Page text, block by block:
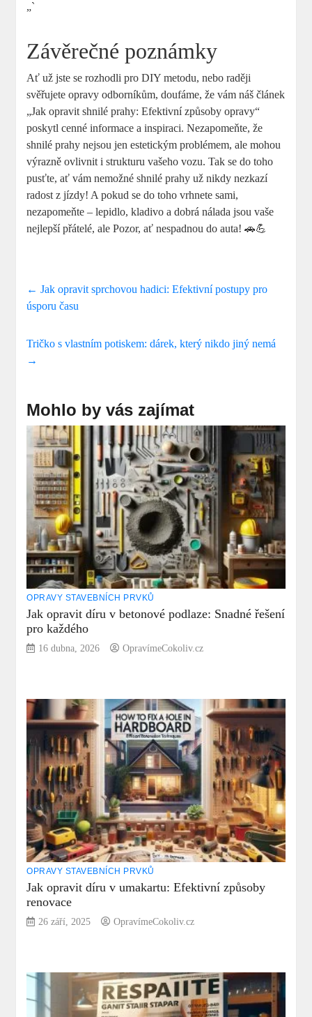
„`
Závěrečné poznámky
Ať už jste se rozhodli pro DIY metodu, nebo raději
svěřujete opravy odborníkům, doufáme, že vám náš článek
„Jak opravit shnilé prahy: Efektivní způsoby opravy“
poskytl cenné informace a inspiraci. Nezapomeňte, že
shnilé prahy nejsou jen estetickým problémem, ale mohou
výrazně ovlivnit i strukturu vašeho vozu. Tak se do toho
pusťte, ať vám nemožné shnilé prahy už nikdy nezkazí
radost z jízdy! A pokud se do toho vrhnete sami,
nezapomeňte – lepidlo, kladivo a dobrá nálada jsou vaše
nejlepší přátelé, ale Pozor, ať nespadnou do auta! 🚗💪
← Jak opravit sprchovou hadici: Efektivní postupy pro
úsporu času
Tričko s vlastním potiskem: dárek, který nikdo jiný nemá
→
Mohlo by vás zajímat
OPRAVY STAVEBNÍCH PRVKŮ
Jak opravit díru v betonové podlaze: Snadné řešení
pro každého
16 dubna, 2026 OpravímeCokoliv.cz
OPRAVY STAVEBNÍCH PRVKŮ
Jak opravit díru v umakartu: Efektivní způsoby
renovace
26 září, 2025 OpravímeCokoliv.cz